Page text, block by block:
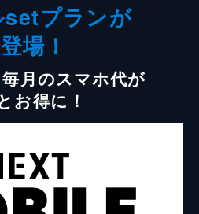
setプランが
場！
月のスマホ代が
お得に！